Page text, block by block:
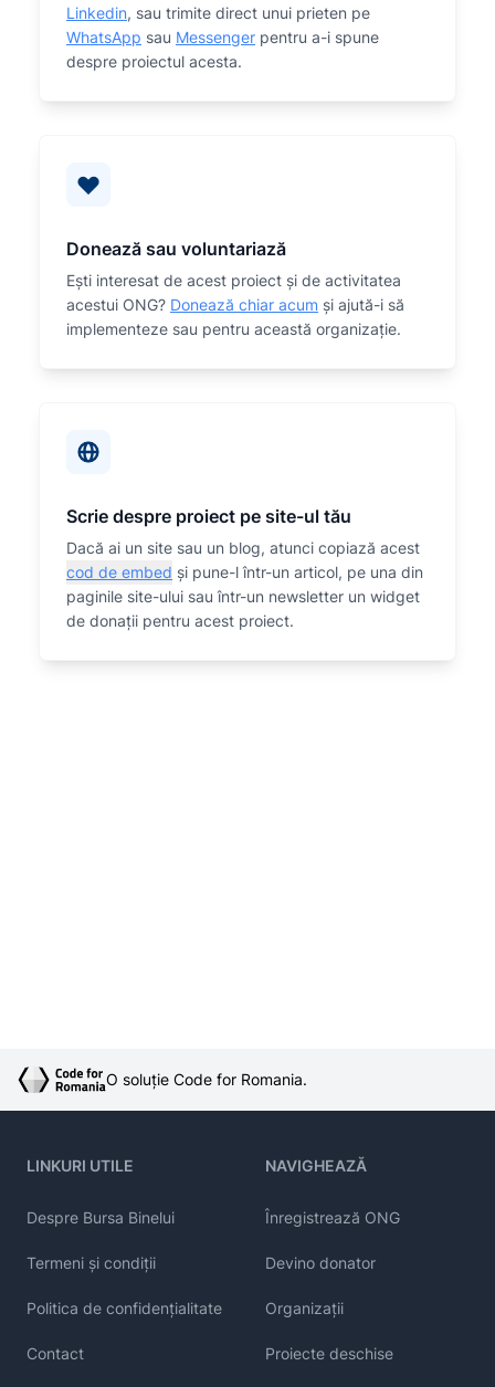
Linkedin, sau trimite direct unui prieten pe
WhatsApp sau Messenger pentru a-i spune
despre proiectul acesta.
Donează sau voluntariază
Eşti interesat de acest proiect și de activitatea
acestui ONG? Donează chiar acum și ajută-i să
implementeze sau pentru această organizaţie.
Scrie despre proiect pe site-ul tău
Dacă ai un site sau un blog, atunci copiază acest
cod de embed și pune-l într-un articol, pe una din
paginile site-ului sau într-un newsletter un widget
de donații pentru acest proiect.
O soluție Code for Romania.
LINKURI UTILE
Despre Bursa Binelui
Termeni și condiții
Politica de confidențialitate
Contact
NAVIGHEAZĂ
Înregistrează ONG
Devino donator
Organizații
Proiecte deschise